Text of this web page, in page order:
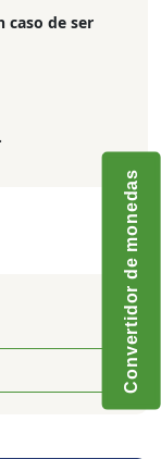
caso de ser
Convertidor de monedas